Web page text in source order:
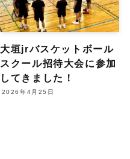
大垣jrバスケットボール
スクール招待大会に参加
してきました！
2026年4月25日